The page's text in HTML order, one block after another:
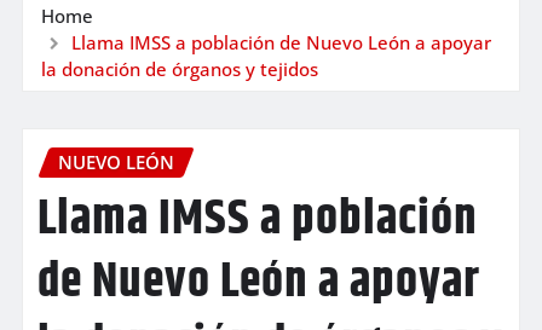
Home
Llama IMSS a población de Nuevo León a apoyar
la donación de órganos y tejidos
NUEVO LEÓN
Llama IMSS a población
de Nuevo León a apoyar